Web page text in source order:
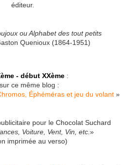
éditeur.
ou Alphabet des tout petits
Quenioux (1864-1951)
- début XXème:
ce même blog :
Éphéméras et jeu du volant»
pour le Chocolat Suchard
Voiture, Vent, Vin, etc. »
imprimée au verso)